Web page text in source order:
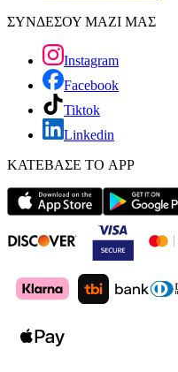
ΣΥΝΔΕΣΟΥ ΜΑΖΙ ΜΑΣ
Instagram
Facebook
Tiktok
Linkedin
ΚΑΤΕΒΑΣΕ ΤΟ APP